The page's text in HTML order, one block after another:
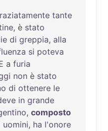
tante
, è stato
di greppia, alla
si poteva
a furia
non è stato
di ottenere le
in grande
, composto
uomini, ha l'onore